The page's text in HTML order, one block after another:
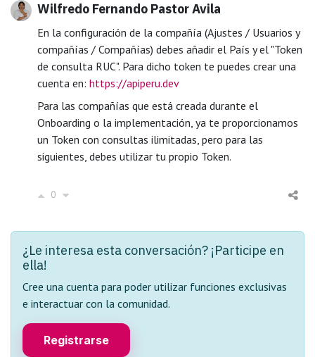
Wilfredo Fernando Pastor Avila
En la configuración de la compañía (Ajustes / Usuarios y
compañías / Compañías) debes añadir el País y el "Token
de consulta RUC". Para dicho token te puedes crear una
cuenta en: https://apiperu.dev
Para las compañías que está creada durante el
Onboarding o la implementación, ya te proporcionamos
un Token con consultas ilimitadas, pero para las
siguientes, debes utilizar tu propio Token.
0
¿Le interesa esta conversación? ¡Participe en
ella!
Cree una cuenta para poder utilizar funciones exclusivas
e interactuar con la comunidad.
Registrarse